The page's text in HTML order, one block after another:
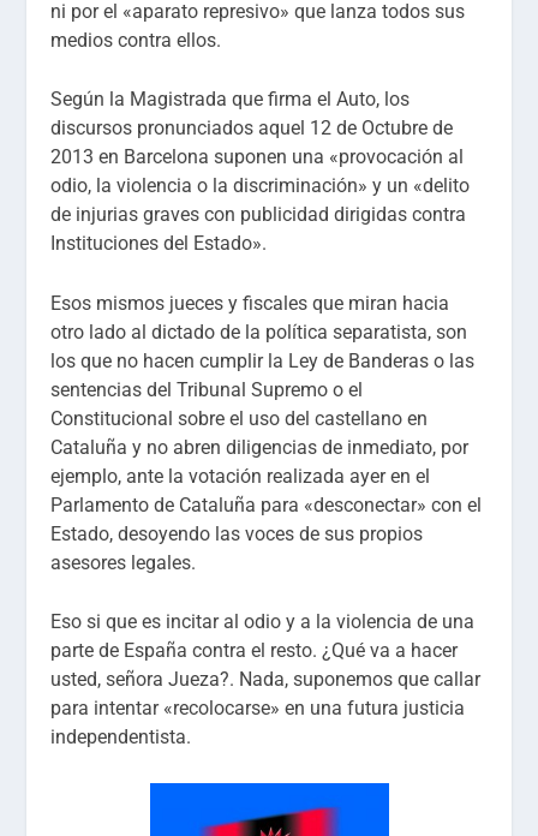
ni por el «aparato represivo» que lanza todos sus
medios contra ellos.
Según la Magistrada que firma el Auto, los
discursos pronunciados aquel 12 de Octubre de
2013 en Barcelona suponen una «provocación al
odio, la violencia o la discriminación» y un «delito
de injurias graves con publicidad dirigidas contra
Instituciones del Estado».
Esos mismos jueces y fiscales que miran hacia
otro lado al dictado de la política separatista, son
los que no hacen cumplir la Ley de Banderas o las
sentencias del Tribunal Supremo o el
Constitucional sobre el uso del castellano en
Cataluña y no abren diligencias de inmediato, por
ejemplo, ante la votación realizada ayer en el
Parlamento de Cataluña para «desconectar» con el
Estado, desoyendo las voces de sus propios
asesores legales.
Eso si que es incitar al odio y a la violencia de una
parte de España contra el resto. ¿Qué va a hacer
usted, señora Jueza?. Nada, suponemos que callar
para intentar «recolocarse» en una futura justicia
independentista.